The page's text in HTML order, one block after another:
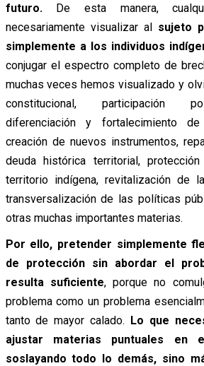
futuro. De esta manera,
necesariamente visualizar al sujeto
simplemente a los individuos
conjugar el espectro completo de
muchas veces hemos visualizado y
constitucional, participación
diferenciación y fortalecimiento
creación de nuevos instrumentos,
deuda histórica territorial,
territorio indígena, revitalización de
transversalización de las políticas
otras muchas importantes materias.
Por ello, pretender simplemente
de protección sin abordar el
resulta suficiente, porque no
problema como un problema
tanto de mayor calado. Lo que
ajustar materias puntuales en
soslayando todo lo demás, sino